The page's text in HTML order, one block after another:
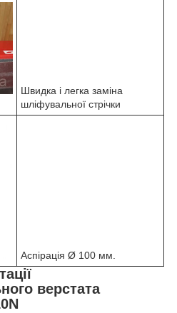
Швидка і легка заміна
шліфувальної стрічки
Аспірація Ø 100 мм.
верстата